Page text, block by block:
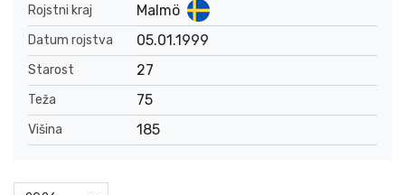
Rojstni kraj
Malmö
Datum rojstva 05.01.1999
Starost 27
Teža 75
Višina 185